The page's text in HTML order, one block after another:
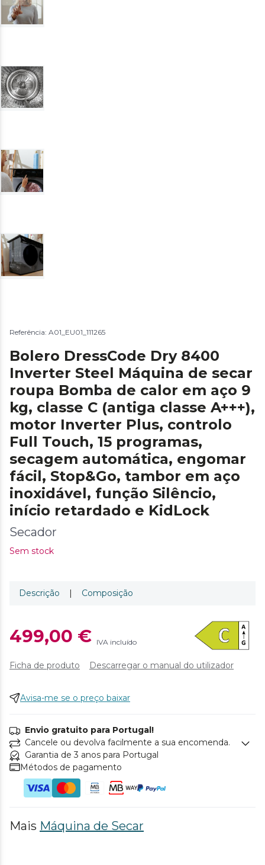
Referência: A01_EU01_111265
Bolero DressCode Dry 8400
Inverter Steel Máquina de secar
roupa Bomba de calor em aço 9
kg, classe C (antiga classe A+++),
motor Inverter Plus, controlo
Full Touch, 15 programas,
secagem automática, engomar
fácil, Stop&Go, tambor em aço
inoxidável, função Silêncio,
início retardado e KidLock
Secador
Sem stock
Descrição | Composição
499,00 € IVA incluído
Ficha de produto Descarregar o manual do utilizador
Avisa-me se o preço baixar
Envio gratuito para Portugal!
Cancele ou devolva facilmente a sua encomenda.
Garantia de 3 anos para Portugal
Métodos de pagamento
Mais Máquina de Secar